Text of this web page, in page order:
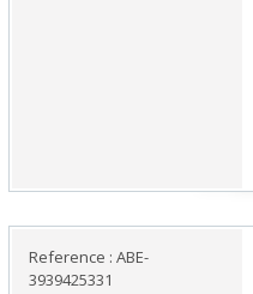
Reference : ABE-
3939425331